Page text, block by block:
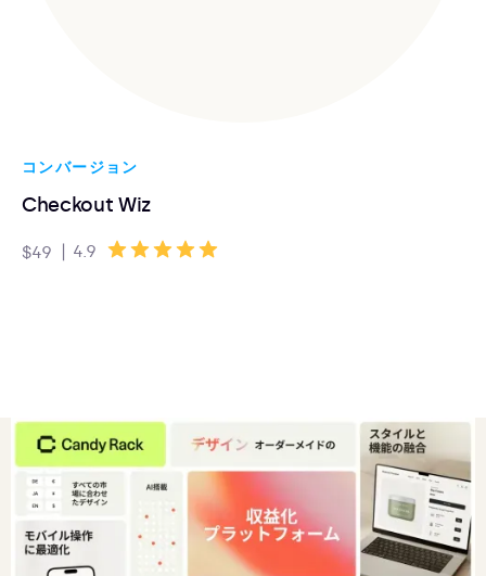
コンバージョン
Checkout Wiz
$49 | 4.9